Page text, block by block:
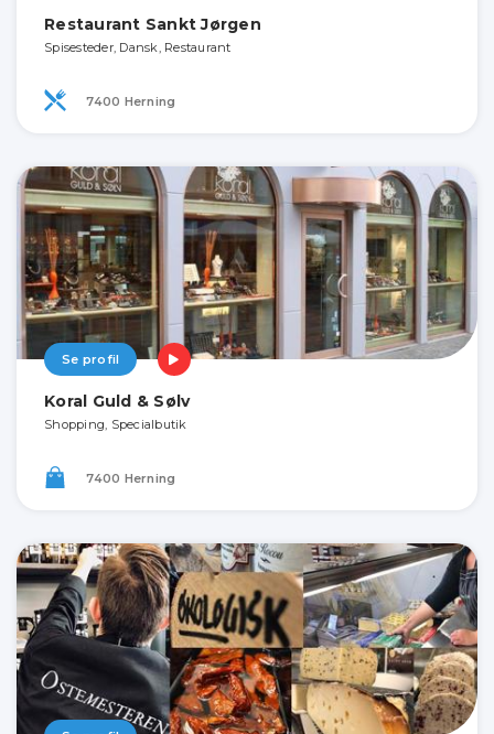
Restaurant Sankt Jørgen
Spisesteder, Dansk, Restaurant
7400 Herning
Se profil
Koral Guld & Sølv
Shopping, Specialbutik
7400 Herning